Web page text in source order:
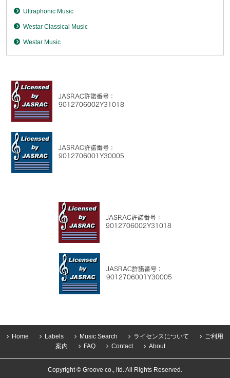
Ultraphonic Music
Westar Classical Music
Westar Music
Home Labels Music Search ライセンスについて
ご利用
案内
FAQ Contact About
Copyright © Groove co., ltd. All Rights Reserved.